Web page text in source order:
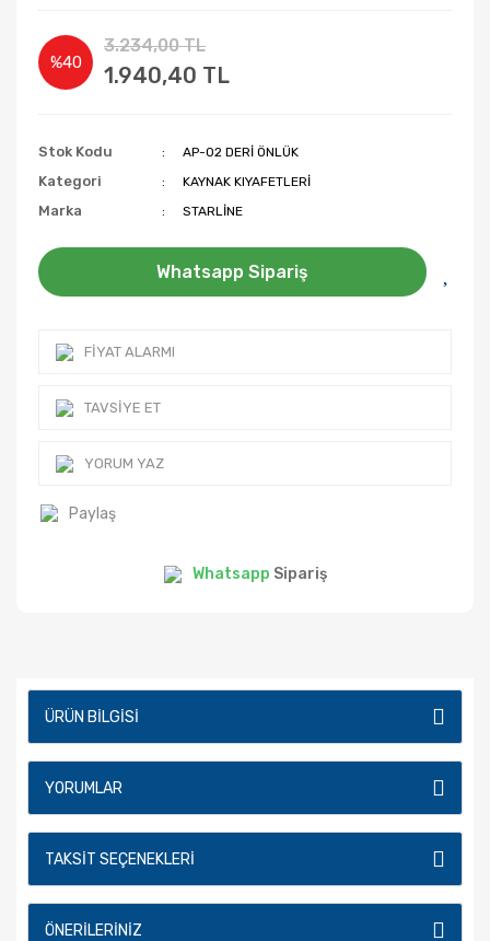
%40
3.234,00 TL
1.940,40 TL
Stok Kodu AP-02 DERİ ÖNLÜK
Kategori KAYNAK KIYAFETLERİ
Marka STARLİNE
Whatsapp Sipariş
FIYAT ALARMI
TAVSIYE ET
YORUM YAZ
Paylaş
Whatsapp Sipariş
ÜRÜN BILGISI
YORUMLAR
TAKSIT SEÇENEKLERI
ÖNERILERINIZ